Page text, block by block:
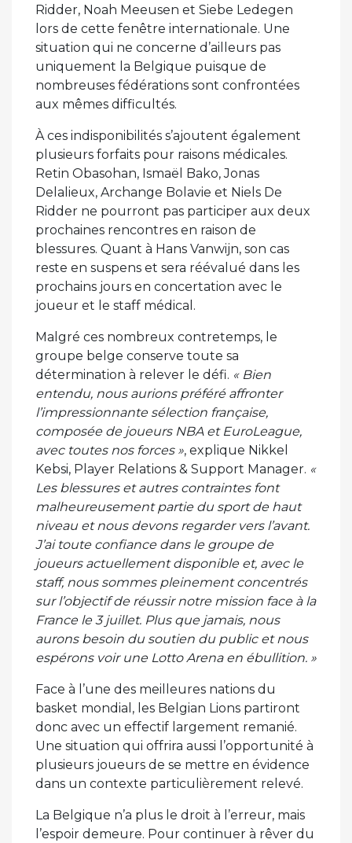
Ridder, Noah Meeusen et Siebe Ledegen
lors de cette fenêtre internationale. Une
situation qui ne concerne d’ailleurs pas
uniquement la Belgique puisque de
nombreuses fédérations sont confrontées
aux mêmes difficultés.
À ces indisponibilités s’ajoutent également
plusieurs forfaits pour raisons médicales.
Retin Obasohan, Ismaël Bako, Jonas
Delalieux, Archange Bolavie et Niels De
Ridder ne pourront pas participer aux deux
prochaines rencontres en raison de
blessures. Quant à Hans Vanwijn, son cas
reste en suspens et sera réévalué dans les
prochains jours en concertation avec le
joueur et le staff médical.
Malgré ces nombreux contretemps, le
groupe belge conserve toute sa
détermination à relever le défi. « Bien
entendu, nous aurions préféré affronter
l’impressionnante sélection française,
composée de joueurs NBA et EuroLeague,
avec toutes nos forces », explique Nikkel
Kebsi, Player Relations & Support Manager. «
Les blessures et autres contraintes font
malheureusement partie du sport de haut
niveau et nous devons regarder vers l’avant.
J’ai toute confiance dans le groupe de
joueurs actuellement disponible et, avec le
staff, nous sommes pleinement concentrés
sur l’objectif de réussir notre mission face à la
France le 3 juillet. Plus que jamais, nous
aurons besoin du soutien du public et nous
espérons voir une Lotto Arena en ébullition. »
Face à l’une des meilleures nations du
basket mondial, les Belgian Lions partiront
donc avec un effectif largement remanié.
Une situation qui offrira aussi l’opportunité à
plusieurs joueurs de se mettre en évidence
dans un contexte particulièrement relevé.
La Belgique n’a plus le droit à l’erreur, mais
l’espoir demeure. Pour continuer à rêver du